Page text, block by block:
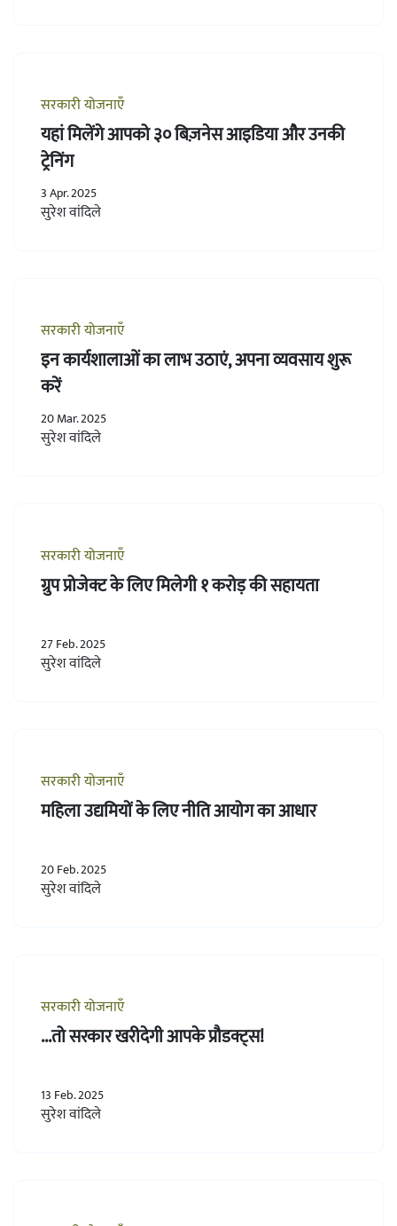
सरकारी योजनाएँ
यहां मिलेंगे आपको ३० बिज़नेस आइडिया और उनकी
ट्रेनिंग
3 Apr. 2025
सुरेश वांदिले
सरकारी योजनाएँ
इन कार्यशालाओं का लाभ उठाएं, अपना व्यवसाय शुरू
करें
20 Mar. 2025
सुरेश वांदिले
सरकारी योजनाएँ
ग्रुप प्रोजेक्ट के लिए मिलेगी १ करोड़ की सहायता
27 Feb. 2025
सुरेश वांदिले
सरकारी योजनाएँ
महिला उद्यमियों के लिए नीति आयोग का आधार
20 Feb. 2025
सुरेश वांदिले
सरकारी योजनाएँ
...तो सरकार खरीदेगी आपके प्रौडक्ट्स!
13 Feb. 2025
सुरेश वांदिले